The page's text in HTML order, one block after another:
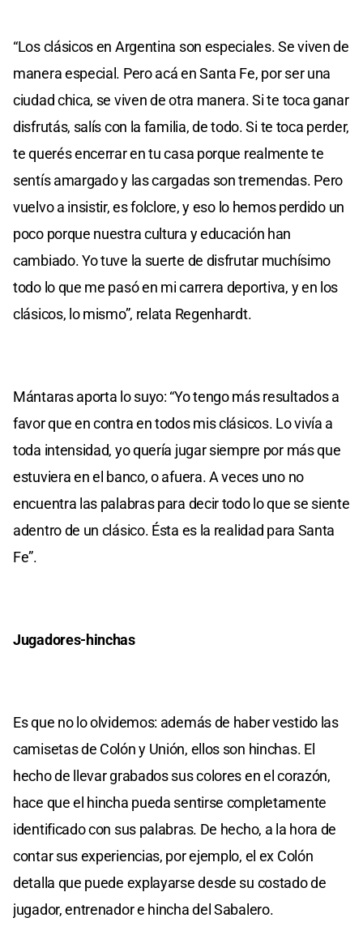
“Los clásicos en Argentina son especiales. Se viven de
manera especial. Pero acá en Santa Fe, por ser una
ciudad chica, se viven de otra manera. Si te toca ganar
disfrutás, salís con la familia, de todo. Si te toca perder,
te querés encerrar en tu casa porque realmente te
sentís amargado y las cargadas son tremendas. Pero
vuelvo a insistir, es folclore, y eso lo hemos perdido un
poco porque nuestra cultura y educación han
cambiado. Yo tuve la suerte de disfrutar muchísimo
todo lo que me pasó en mi carrera deportiva, y en los
clásicos, lo mismo”, relata Regenhardt.
Mántaras aporta lo suyo: “Yo tengo más resultados a
favor que en contra en todos mis clásicos. Lo vivía a
toda intensidad, yo quería jugar siempre por más que
estuviera en el banco, o afuera. A veces uno no
encuentra las palabras para decir todo lo que se siente
adentro de un clásico. Ésta es la realidad para Santa
Fe”.
Jugadores-hinchas
Es que no lo olvidemos: además de haber vestido las
camisetas de Colón y Unión, ellos son hinchas. El
hecho de llevar grabados sus colores en el corazón,
hace que el hincha pueda sentirse completamente
identificado con sus palabras. De hecho, a la hora de
contar sus experiencias, por ejemplo, el ex Colón
detalla que puede explayarse desde su costado de
jugador, entrenador e hincha del Sabalero.